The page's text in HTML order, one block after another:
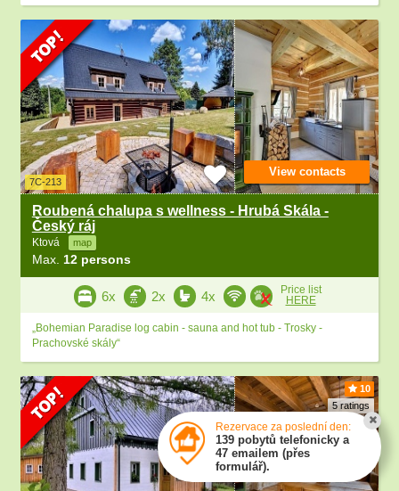
7C-213
Roubená chalupa s wellness - Hrubá Skála -
Český ráj
Ktová map
Max. 12 persons
View contacts
6x 2x 4x
Price list
HERE
„Bohemian Paradise log cabin - sauna and hot tub - Trosky -
Prachovské skály“
10
5 ratings
Rezervace za poslední den:
139 pobytů telefonicky a
47 emailem (přes
formulář).